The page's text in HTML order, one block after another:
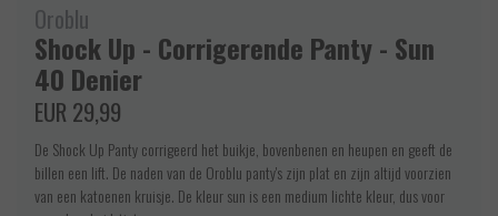
Oroblu
Shock Up - Corrigerende Panty - Sun
40 Denier
EUR 29,99
De Shock Up Panty corrigeerd het buikje, bovenbenen en heupen en geeft de
billen een lift. De naden van de Oroblu panty's zijn plat en zijn altijd voorzien
van een katoenen kruisje. De kleur sun is een medium lichte kleur, dus voor